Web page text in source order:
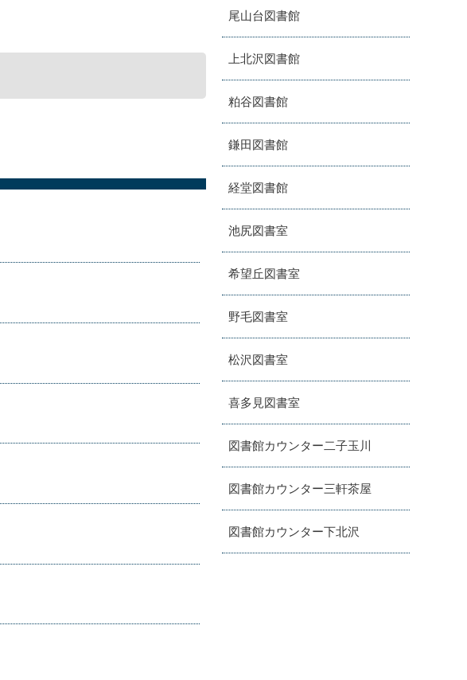
尾山台図書館
上北沢図書館
粕谷図書館
鎌田図書館
経堂図書館
池尻図書室
希望丘図書室
野毛図書室
松沢図書室
喜多見図書室
図書館カウンター二子玉川
図書館カウンター三軒茶屋
図書館カウンター下北沢